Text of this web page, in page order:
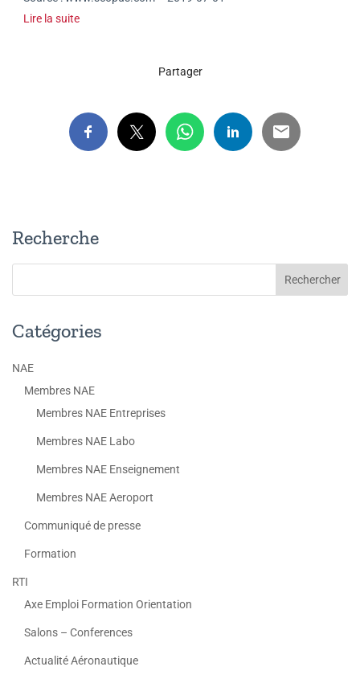
Lire la suite
Partager
Recherche
Catégories
NAE
Membres NAE
Membres NAE Entreprises
Membres NAE Labo
Membres NAE Enseignement
Membres NAE Aeroport
Communiqué de presse
Formation
RTI
Axe Emploi Formation Orientation
Salons – Conferences
Actualité Aéronautique